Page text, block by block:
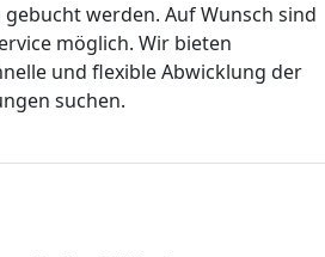
werden. Auf Wunsch sind
möglich. Wir bieten
und flexible Abwicklung der
suchen.